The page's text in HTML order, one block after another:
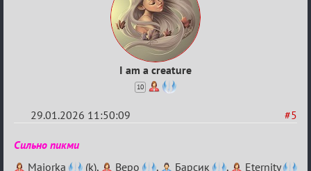
I am a creature
10
#5
29.01.2026 11:50:09
Re:
XV
Сильно пикми
Majorka
(k), Веро , Барсик ,
Eternity